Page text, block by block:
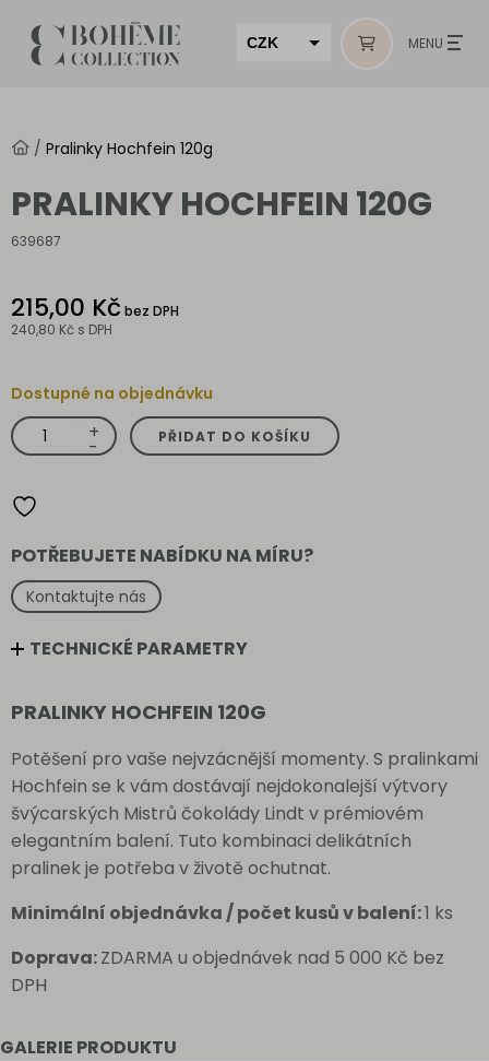
CZK MENU
/ Pralinky Hochfein 120g
GALERIE PRODUKTU
PRALINKY HOCHFEIN 120G
639687
215,00 Kčbez DPH
240,80 Kč s DPH
Dostupné na objednávku
Pralinky
Hochfein
120g
+
- PŘIDAT DO KOŠÍKU
POTŘEBUJETE NABÍDKU NA MÍRU?
Kontaktujte nás
TECHNICKÉ PARAMETRY
PRALINKY HOCHFEIN 120G
Potěšení pro vaše nejvzácnější momenty. S pralinkami
Hochfein se k vám dostávají nejdokonalejší výtvory
švýcarských Mistrů čokolády Lindt v prémiovém
elegantním balení. Tuto kombinaci delikátních
pralinek je potřeba v životě ochutnat.
Minimální objednávka / počet kusů v balení:1 ks
Doprava:ZDARMA u objednávek nad 5 000 Kč bez
DPH